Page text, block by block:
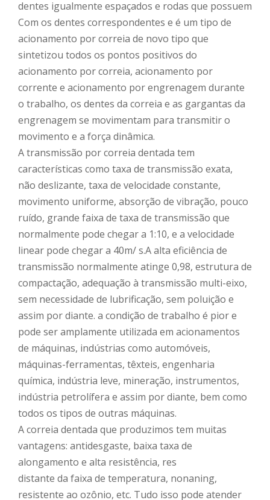
dentes igualmente espaçados e rodas que possuem
Com os dentes correspondentes e é um tipo de
acionamento por correia de novo tipo que
sintetizou todos os pontos positivos do
acionamento por correia, acionamento por
corrente e acionamento por engrenagem durante
o trabalho, os dentes da correia e as gargantas da
engrenagem se movimentam para transmitir o
movimento e a força dinâmica.
A transmissão por correia dentada tem
características como taxa de transmissão exata,
não deslizante, taxa de velocidade constante,
movimento uniforme, absorção de vibração, pouco
ruído, grande faixa de taxa de transmissão que
normalmente pode chegar a 1:10, e a velocidade
linear pode chegar a 40m/ s.A alta eficiência de
transmissão normalmente atinge 0,98, estrutura de
compactação, adequação à transmissão multi-eixo,
sem necessidade de lubrificação, sem poluição e
assim por diante. a condição de trabalho é pior e
pode ser amplamente utilizada em acionamentos
de máquinas, indústrias como automóveis,
máquinas-ferramentas, têxteis, engenharia
química, indústria leve, mineração, instrumentos,
indústria petrolífera e assim por diante, bem como
todos os tipos de outras máquinas.
A correia dentada que produzimos tem muitas
vantagens: antidesgaste, baixa taxa de
alongamento e alta resistência, res
distante da faixa de temperatura, nonaning,
resistente ao ozônio, etc. Tudo isso pode atender